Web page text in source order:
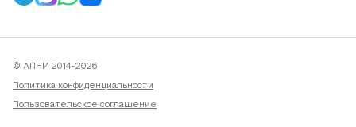
© АПНИ 2014-2026
Политика конфиденциальности
Пользовательское соглашение